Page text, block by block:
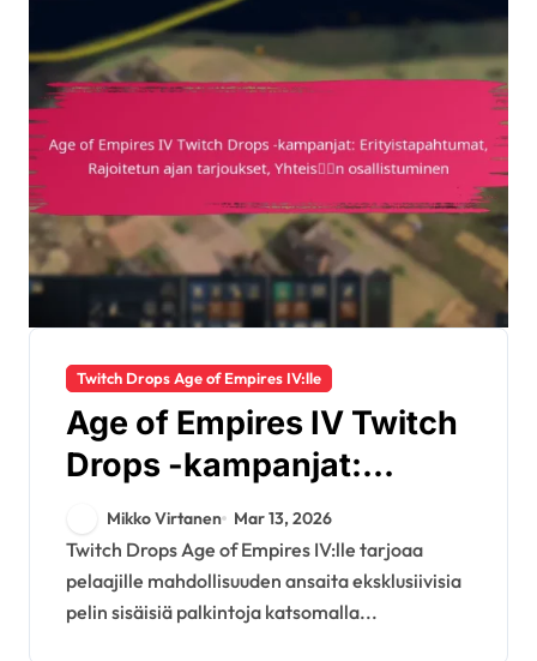
Twitch Drops Age of Empires IV:lle
Age of Empires IV Twitch
Drops -kampanjat:
Erityistapahtumat,
Rajoitetun ajan
tarjoukset, Yhteisön
osallistuminen
Mikko Virtanen Mar 13, 2026
Twitch Drops Age of Empires IV:lle tarjoaa
pelaajille mahdollisuuden ansaita eksklusiivisia
pelin sisäisiä palkintoja katsomalla...